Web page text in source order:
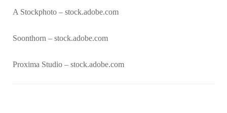
A Stockphoto – stock.adobe.com
Soonthorn – stock.adobe.com
Proxima Studio – stock.adobe.com